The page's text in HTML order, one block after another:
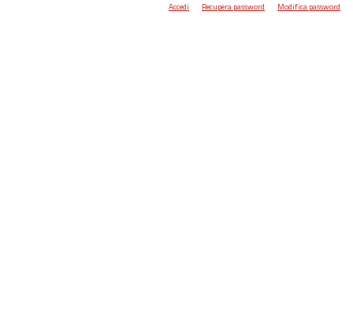
Accedi Recupera password Modifica password